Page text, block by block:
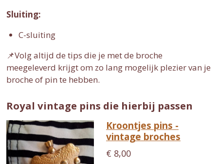
Sluiting:
C-sluiting
📌Volg altijd de tips die je met de broche
meegeleverd krijgt om zo lang mogelijk plezier van je
broche of pin te hebben.
Royal vintage pins die hierbij passen
Kroontjes pins -
vintage broches
€ 8,00